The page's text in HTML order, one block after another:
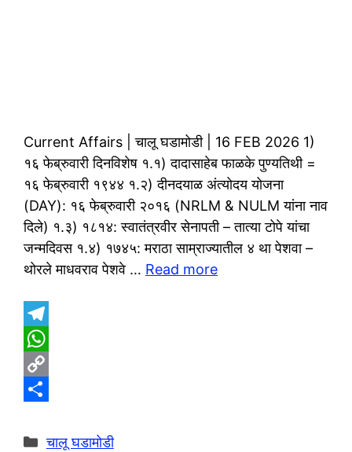
Current Affairs | चालू घडामोडी | 16 FEB 2026 1)
१६ फेब्रुवारी दिनविशेष १.१) दादासाहेब फाळके पुण्यतिथी =
१६ फेब्रुवारी १९४४ १.२) दीनदयाळ अंत्योदय योजना
(DAY): १६ फेब्रुवारी २०१६ (NRLM & NULM यांना नाव
दिले) १.३) १८१४: स्वातंत्रवीर सेनापती – तात्या टोपे यांचा
जन्मदिवस १.४) १७४५: मराठा साम्राज्यातील ४ था पेशवा –
थोरले माधवराव पेशवे … Read more
T
e
g
W
h
t
C
p
h
Categories
चालू घडामोडी